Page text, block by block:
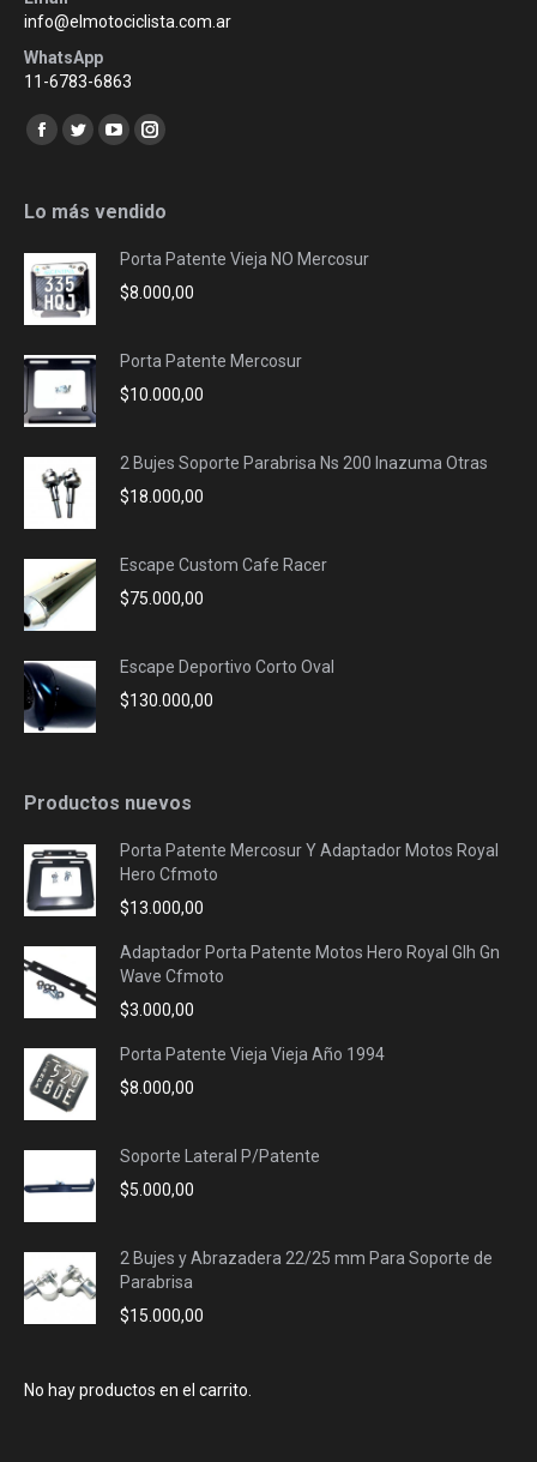
info@elmotociclista.com.ar
WhatsApp
11-6783-6863
Encuéntranos en:
Facebook
opens
new
window
Twitter
opens
new
window
YouTube
opens
new
window
Instagram
opens
new
window
Lo más vendido
Porta Patente Vieja NO Mercosur
$8.000,00
Porta Patente Mercosur
$10.000,00
2 Bujes Soporte Parabrisa Ns 200 Inazuma Otras
$18.000,00
Escape Custom Cafe Racer
$75.000,00
Escape Deportivo Corto Oval
$130.000,00
Productos nuevos
Porta Patente Mercosur Y Adaptador Motos Royal
Hero Cfmoto
$13.000,00
Adaptador Porta Patente Motos Hero Royal Glh Gn
Wave Cfmoto
$3.000,00
Porta Patente Vieja Vieja Año 1994
$8.000,00
Soporte Lateral P/Patente
$5.000,00
2 Bujes y Abrazadera 22/25 mm Para Soporte de
Parabrisa
$15.000,00
No hay productos en el carrito.